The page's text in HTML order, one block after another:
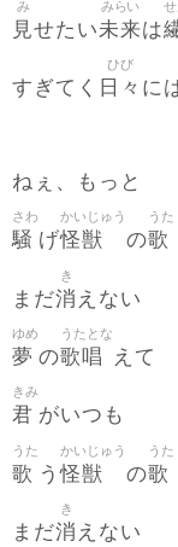
見
み
せたい未来
みらい
は
すぎてく 日々
ひび
に
ねぇ、もっと
騒
さわ
げ怪獣
かいじゅう
の歌
うた
まだ消
き
えない
夢
ゆめ
の歌唱
うたとな
えて
君
きみ
がいつも
歌
うた
う怪獣
かいじゅう
の歌
うた
まだ消
き
えない